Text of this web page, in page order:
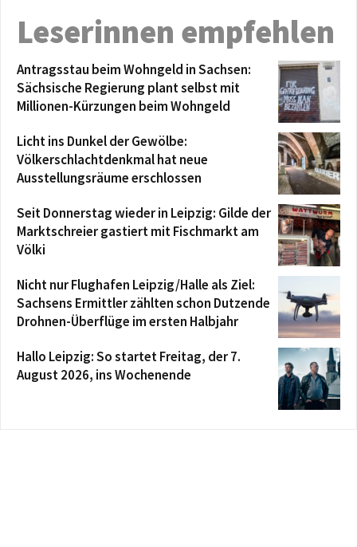
Leserinnen empfehlen
Antragsstau beim Wohngeld in Sachsen:
Sächsische Regierung plant selbst mit
Millionen-Kürzungen beim Wohngeld
Licht ins Dunkel der Gewölbe:
Völkerschlachtdenkmal hat neue
Ausstellungsräume erschlossen
Seit Donnerstag wieder in Leipzig: Gilde der
Marktschreier gastiert mit Fischmarkt am
Völki
Nicht nur Flughafen Leipzig/Halle als Ziel:
Sachsens Ermittler zählten schon Dutzende
Drohnen-Überflüge im ersten Halbjahr
Hallo Leipzig: So startet Freitag, der 7.
August 2026, ins Wochenende